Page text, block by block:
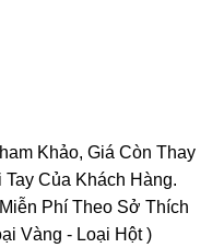
Khảo, Giá Còn Thay
Của Khách Hàng.
Phí Theo Sở Thích
Vàng - Loại Hột )